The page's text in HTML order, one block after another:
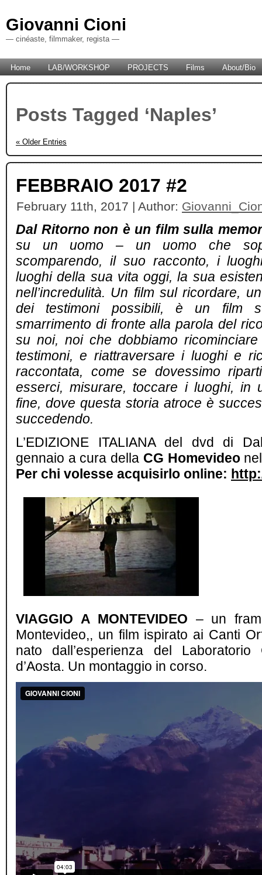
Giovanni Cioni
— cinéaste, filmmaker, regista —
Home LAB/WORKSHOP PROJECTS Films About/Bio
Posts Tagged ‘Naples’
« Older Entries
FEBBRAIO 2017 #2
February 11th, 2017 | Author:
Dal Ritorno non è un film sulla
su un uomo – un uomo che
scomparendo, il suo racconto, i
luoghi della sua vita oggi, la sua
nell’incredulità. Un film sul ricordare,
dei testimoni possibili, è un film
smarrimento di fronte alla parola del
su noi, noi che dobbiamo
testimoni, e riattraversare i luoghi e
raccontata, come se dovessimo
esserci, misurare, toccare i luoghi, in
fine, dove questa storia atroce è
succedendo.
L’EDIZIONE ITALIANA del dvd di
gennaio a cura della CG Homevideo
Per chi volesse acquisirlo online:
VIAGGIO A MONTEVIDEO – un
Montevideo,, un film ispirato ai Canti
nato dall’esperienza del
d’Aosta. Un montaggio in corso.